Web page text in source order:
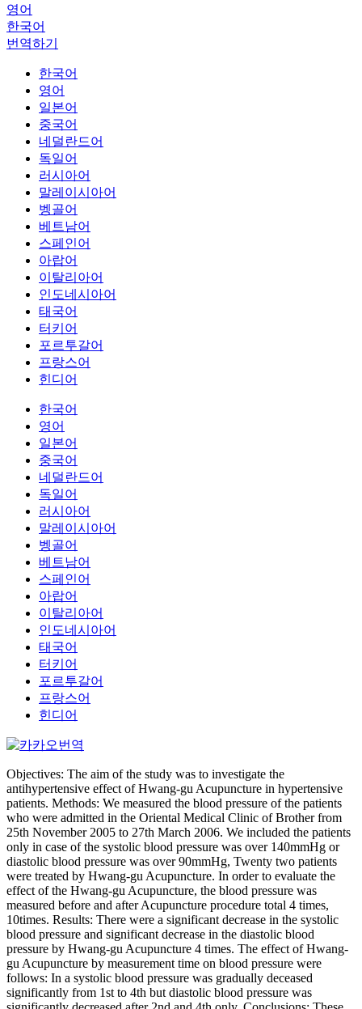
영어
한국어
번역하기
한국어
영어
일본어
중국어
네덜란드어
독일어
러시아어
말레이시아어
벵골어
베트남어
스페인어
아랍어
이탈리아어
인도네시아어
태국어
터키어
포르투갈어
프랑스어
힌디어
한국어
영어
일본어
중국어
네덜란드어
독일어
러시아어
말레이시아어
벵골어
베트남어
스페인어
아랍어
이탈리아어
인도네시아어
태국어
터키어
포르투갈어
프랑스어
힌디어
Objectives: The aim of the study was to investigate the
antihypertensive effect of Hwang-gu Acupuncture in hypertensive
patients. Methods: We measured the blood pressure of the patients
who were admitted in the Oriental Medical Clinic of Brother from
25th November 2005 to 27th March 2006. We included the patients
only in case of the systolic blood pressure was over 140mmHg or
diastolic blood pressure was over 90mmHg, Twenty two patients
were treated by Hwang-gu Acupuncture. In order to evaluate the
effect of the Hwang-gu Acupuncture, the blood pressure was
measured before and after Acupuncture procedure total 4 times,
10times. Results: There were a significant decrease in the systolic
blood pressure and significant decrease in the diastolic blood
pressure by Hwang-gu Acupuncture 4 times. The effect of Hwang-
gu Acupuncture by measurement time on blood pressure were
follows: In a systolic blood pressure was gradually deceased
significantly from 1st to 4th but diastolic blood pressure was